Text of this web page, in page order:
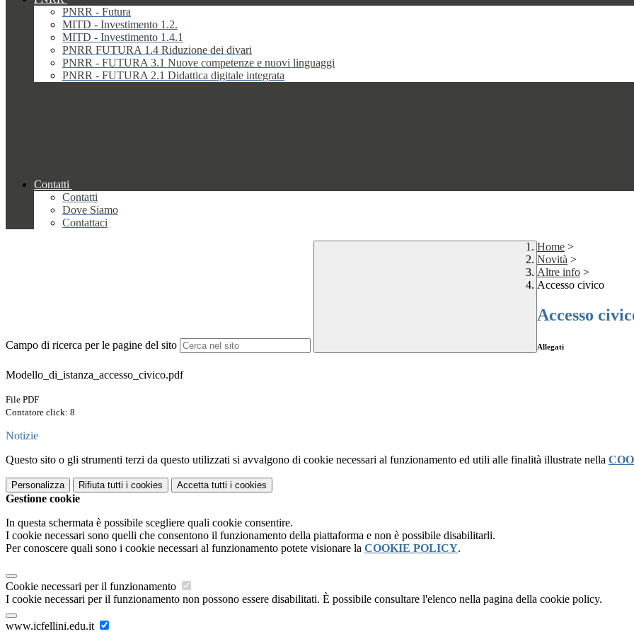
PNRR - Futura
MITD - Investimento 1.2.
MITD - Investimento 1.4.1
PNRR FUTURA 1.4 Riduzione dei divari
PNRR - FUTURA 3.1 Nuove competenze e nuovi linguaggi
PNRR - FUTURA 2.1 Didattica digitale integrata
Contatti
Contatti
Dove Siamo
Contattaci
Campo di ricerca per le pagine del sito
Home >
Novità >
Altre info >
Accesso civico
Accesso
Allegati
Modello_di_istanza_accesso_civico.pdf
File PDF
Contatore click: 8
Notizie
Questo sito o gli strumenti terzi da questo utilizzati si avvalgono di cookie necessari al funzionamento ed utili alle finalità illustrate nella
Personalizza Rifiuta tutti i cookies Accetta tutti i cookies
Gestione cookie
In questa schermata è possibile scegliere quali cookie consentire.
I cookie necessari sono quelli che consentono il funzionamento della piattaforma e non è possibile disabilitarli.
Per conoscere quali sono i cookie necessari al funzionamento potete visionare la COOKIE POLICY.
Cookie necessari per il funzionamento
I cookie necessari per il funzionamento non possono essere disabilitati. È possibile consultare l'elenco nella pagina della cookie policy.
www.icfellini.edu.it